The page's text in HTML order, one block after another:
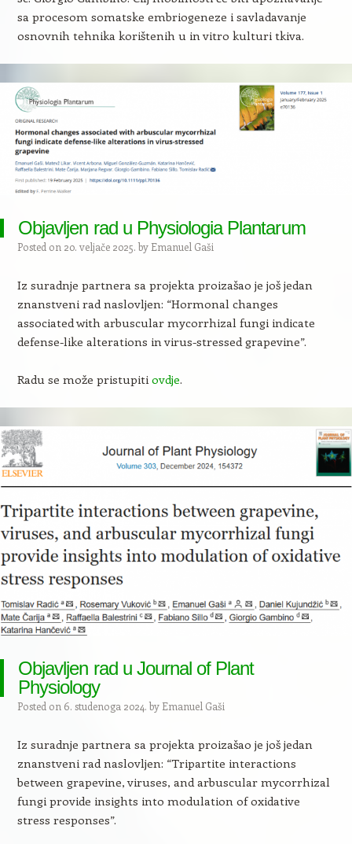
sa procesom somatske embriogeneze i savladavanje
osnovnih tehnika korištenih u in vitro kulturi tkiva.
Objavljen rad u Physiologia Plantarum
Posted on 20. veljače 2025. by Emanuel Gaši
Iz suradnje partnera sa projekta proizašao je još jedan
znanstveni rad naslovljen: “Hormonal changes
associated with arbuscular mycorrhizal fungi indicate
defense-like alterations in virus-stressed grapevine”.
Radu se može pristupiti ovdje.
Objavljen rad u Journal of Plant
Physiology
Posted on 6. studenoga 2024. by Emanuel Gaši
Iz suradnje partnera sa projekta proizašao je još jedan
znanstveni rad naslovljen: “Tripartite interactions
between grapevine, viruses, and arbuscular mycorrhizal
fungi provide insights into modulation of oxidative
stress responses”.